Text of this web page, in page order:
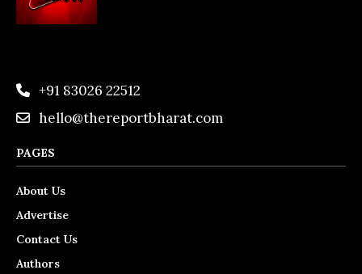
+91 83026 22512
hello@thereportbharat.com
PAGES
About Us
Advertise
Contact Us
Authors